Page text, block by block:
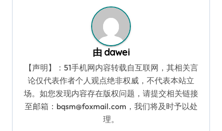
由 dawei
【声明】：51手机网内容转载自互联网，其相关言
论仅代表作者个人观点绝非权威，不代表本站立
场。如您发现内容存在版权问题，请提交相关链接
至邮箱：bqsm@foxmail.com，我们将及时予以处
理。